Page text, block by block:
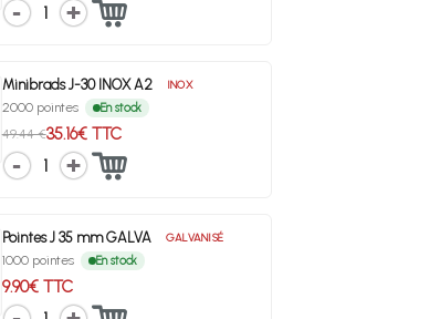
1
Minibrads J-30 INOX A2 INOX
2000 pointes En stock
49.44 €35.16€ TTC
1
Pointes J 35 mm GALVA GALVANISÉ
1000 pointes En stock
9.90€ TTC